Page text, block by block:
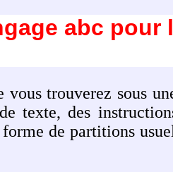
abc pour
trouverez sous
texte, des
de partitions